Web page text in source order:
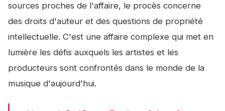
sources proches de l'affaire, le procès concerne
des droits d'auteur et des questions de propriété
intellectuelle. C'est une affaire complexe qui met en
lumière les défis auxquels les artistes et les
producteurs sont confrontés dans le monde de la
musique d'aujourd'hui.